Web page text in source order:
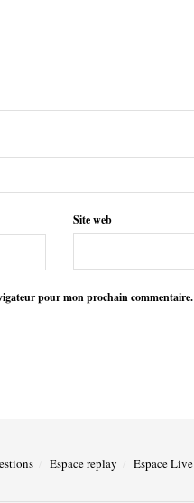
Site web
pour mon prochain commentaire.
Espace replay Espace Live